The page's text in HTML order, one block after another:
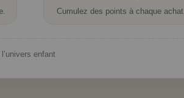
Cumulez des points à chaque achat.
enfant